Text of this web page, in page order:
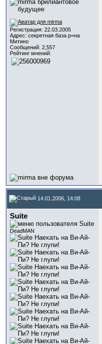
Регистрация: 22.03.2005
Адрес: секретная база р=на
Митино
Сообщений: 2,557
Рейтинг мнений:
14.01.2006, 14:08
Suite
DeadMAN